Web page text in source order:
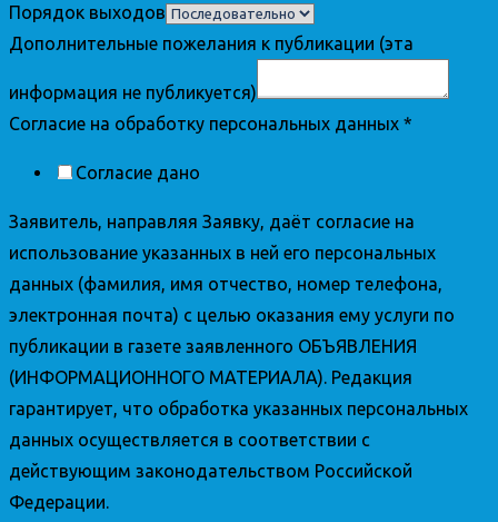
Порядок выходов
Дополнительные пожелания к публикации (эта
информация не публикуется)
Согласие на обработку персональных данных *
Согласие дано
Заявитель, направляя Заявку, даёт согласие на
использование указанных в ней его персональных
данных (фамилия, имя отчество, номер телефона,
электронная почта) с целью оказания ему услуги по
публикации в газете заявленного ОБЪЯВЛЕНИЯ
(ИНФОРМАЦИОННОГО МАТЕРИАЛА). Редакция
гарантирует, что обработка указанных персональных
данных осуществляется в соответствии с
действующим законодательством Российской
Федерации.